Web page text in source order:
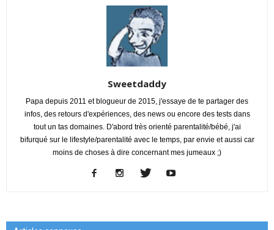
Sweetdaddy
Papa depuis 2011 et blogueur de 2015, j'essaye de te partager des
infos, des retours d'expériences, des news ou encore des tests dans
tout un tas domaines. D'abord très orienté parentalité/bébé, j'ai
bifurqué sur le lifestyle/parentalité avec le temps, par envie et aussi car
moins de choses à dire concernant mes jumeaux ;)